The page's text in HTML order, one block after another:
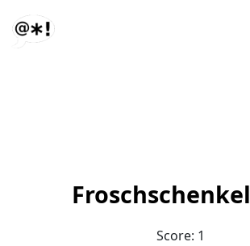
Froschschenkel
Score: 1